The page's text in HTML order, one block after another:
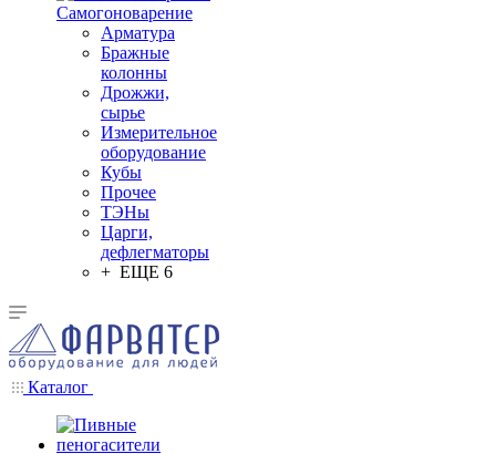
Самогоноварение
Арматура
Бражные
колонны
Дрожжи,
сырье
Измерительное
оборудование
Кубы
Прочее
ТЭНы
Царги,
дефлегматоры
+ ЕЩЕ 6
Каталог